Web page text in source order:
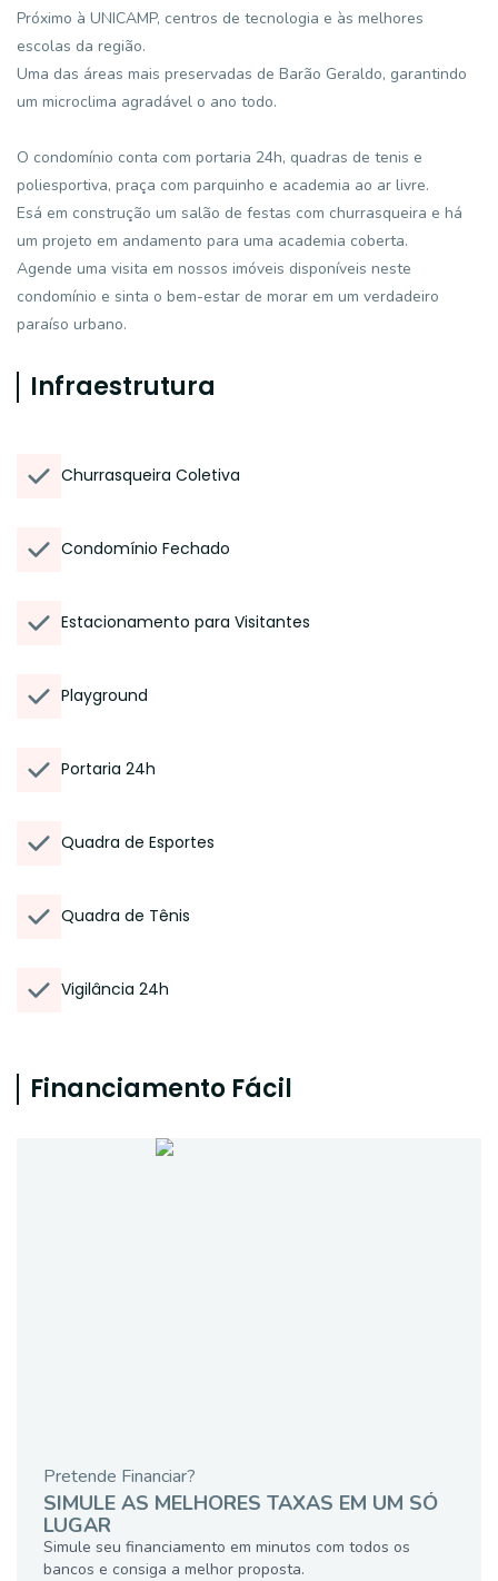
Próximo à UNICAMP, centros de tecnologia e às melhores
escolas da região.
Uma das áreas mais preservadas de Barão Geraldo, garantindo
um microclima agradável o ano todo.
O condomínio conta com portaria 24h, quadras de tenis e
poliesportiva, praça com parquinho e academia ao ar livre.
Esá em construção um salão de festas com churrasqueira e há
um projeto em andamento para uma academia coberta.
Agende uma visita em nossos imóveis disponíveis neste
condomínio e sinta o bem-estar de morar em um verdadeiro
paraíso urbano.
Infraestrutura
Churrasqueira Coletiva
Condomínio Fechado
Estacionamento para Visitantes
Playground
Portaria 24h
Quadra de Esportes
Quadra de Tênis
Vigilância 24h
Financiamento Fácil
Pretende Financiar?
SIMULE AS MELHORES TAXAS EM UM SÓ
LUGAR
Simule seu financiamento em minutos com todos os
bancos e consiga a melhor proposta.